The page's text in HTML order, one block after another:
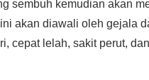
sembuh kemudian akan
akan diawali oleh gejala
cepat lelah, sakit perut,